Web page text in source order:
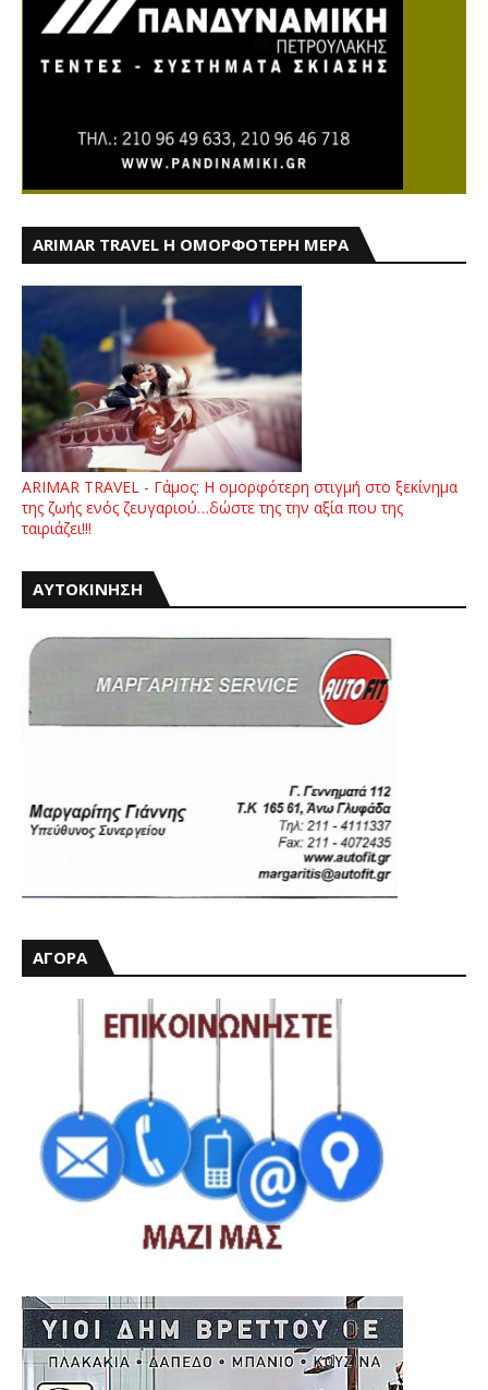
ARIMAR TRAVEL Η ΟΜΟΡΦΟΤΕΡΗ ΜΕΡΑ
ARIMAR TRAVEL - Γάμος: Η ομορφότερη στιγμή στο ξεκίνημα
της ζωής ενός ζευγαριού…δώστε της την αξία που της
ταιριάζει!!!
ΑΥΤΟΚΙΝΗΣΗ
ΑΓΟΡΑ